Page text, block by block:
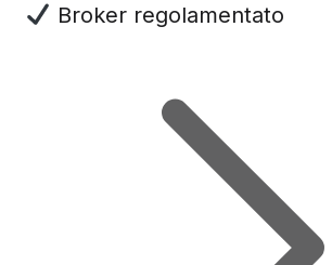
Broker regolamentato